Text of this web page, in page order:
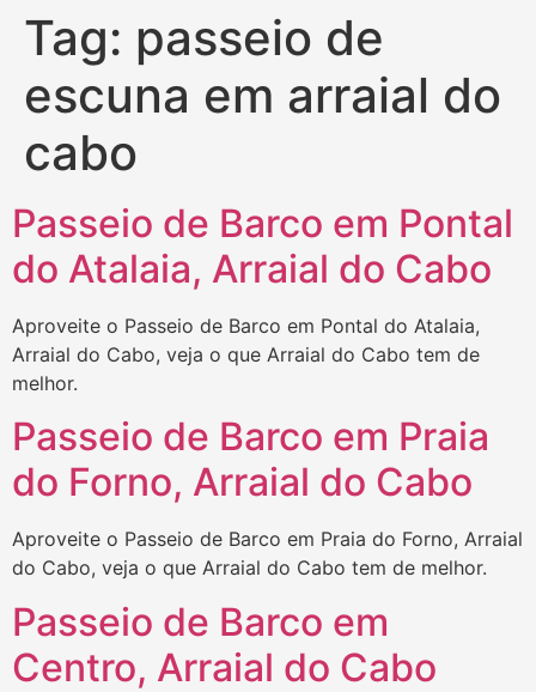
Tag: passeio de
escuna em arraial do
cabo
Passeio de Barco em Pontal
do Atalaia, Arraial do Cabo
Aproveite o Passeio de Barco em Pontal do Atalaia,
Arraial do Cabo, veja o que Arraial do Cabo tem de
melhor.
Passeio de Barco em Praia
do Forno, Arraial do Cabo
Aproveite o Passeio de Barco em Praia do Forno, Arraial
do Cabo, veja o que Arraial do Cabo tem de melhor.
Passeio de Barco em
Centro, Arraial do Cabo